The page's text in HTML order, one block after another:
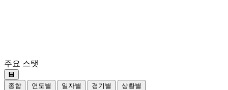
주요 스탯
💾
종합
연도별 일자별 경기별 상황별